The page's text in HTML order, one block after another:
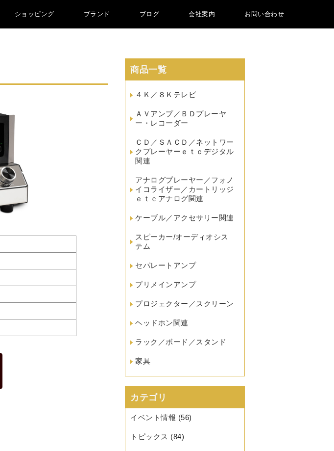
ショッピング ブランド ブログ 会社案内 お問い合わせ
商品一覧
４Ｋ／８Ｋテレビ
ＡＶアンプ／ＢＤプレーヤ
ー・レコーダー
ＣＤ／ＳＡＣＤ／ネットワー
クプレーヤーｅｔｃデジタル
関連
アナログプレーヤー／フォノ
イコライザー／カートリッジ
ｅｔｃアナログ関連
ケーブル／アクセサリー関連
スピーカー/オーディオシス
テム
セパレートアンプ
プリメインアンプ
プロジェクター／スクリーン
ヘッドホン関連
ラック／ボード／スタンド
家具
カテゴリ
イベント情報 (56)
トピックス (84)